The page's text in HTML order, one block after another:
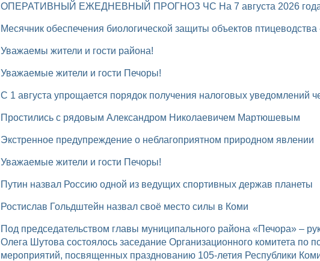
ОПЕРАТИВНЫЙ ЕЖЕДНЕВНЫЙ ПРОГНОЗ ЧС На 7 августа 2026
Месячник обеспечения биологической защиты объектов
Уважаемы жители и гости района!
Уважаемые жители и гости Печоры!
С 1 августа упрощается порядок получения налоговых уведомлений
Простились с рядовым Александром Николаевичем Мартюшевым
Экстренное предупреждение о неблагоприятном природном явлении
Уважаемые жители и гости Печоры!
Путин назвал Россию одной из ведущих спортивных держав планеты
Ростислав Гольдштейн назвал своё место силы в Коми
Под председательством главы муниципального района «Печора» – руководителя администрации
Олега Шутова состоялось заседание Организационного комитета по
мероприятий, посвященных празднованию 105-летия Республики